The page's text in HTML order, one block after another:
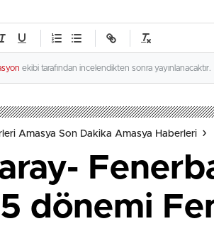
ekibi tarafından incelendikten sonra yayınlanacaktır.
Amasya Son Dakika Amasya Haberleri
dönemi